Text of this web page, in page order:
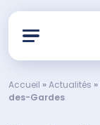
Accueil »Actualités »
des-Gardes